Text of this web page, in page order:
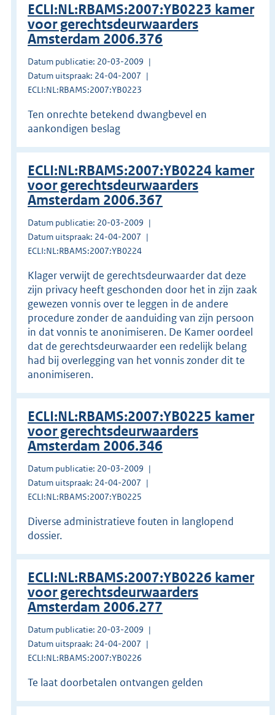
ECLI:NL:RBAMS:2007:YB0223 kamer
voor gerechtsdeurwaarders
Amsterdam 2006.376
Datum publicatie: 20-03-2009
Datum uitspraak: 24-04-2007
ECLI:NL:RBAMS:2007:YB0223
Ten onrechte betekend dwangbevel en
aankondigen beslag
ECLI:NL:RBAMS:2007:YB0224 kamer
voor gerechtsdeurwaarders
Amsterdam 2006.367
Datum publicatie: 20-03-2009
Datum uitspraak: 24-04-2007
ECLI:NL:RBAMS:2007:YB0224
Klager verwijt de gerechtsdeurwaarder dat deze
zijn privacy heeft geschonden door het in zijn zaak
gewezen vonnis over te leggen in de andere
procedure zonder de aanduiding van zijn persoon
in dat vonnis te anonimiseren. De Kamer oordeel
dat de gerechtsdeurwaarder een redelijk belang
had bij overlegging van het vonnis zonder dit te
anonimiseren.
ECLI:NL:RBAMS:2007:YB0225 kamer
voor gerechtsdeurwaarders
Amsterdam 2006.346
Datum publicatie: 20-03-2009
Datum uitspraak: 24-04-2007
ECLI:NL:RBAMS:2007:YB0225
Diverse administratieve fouten in langlopend
dossier.
ECLI:NL:RBAMS:2007:YB0226 kamer
voor gerechtsdeurwaarders
Amsterdam 2006.277
Datum publicatie: 20-03-2009
Datum uitspraak: 24-04-2007
ECLI:NL:RBAMS:2007:YB0226
Te laat doorbetalen ontvangen gelden